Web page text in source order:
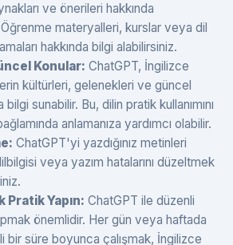
ve önerileri hakkında
Öğrenme materyalleri, kurslar veya dil
hakkında bilgi alabilirsiniz.
Konular: ChatGPT, İngilizce
kültürleri, gelenekleri ve güncel
bilgi sunabilir. Bu, dilin pratik kullanımını
anlamanıza yardımcı olabilir.
ChatGPT'yi yazdığınız metinleri
veya yazım hatalarını düzeltmek
Pratik Yapın: ChatGPT ile düzenli
önemlidir. Her gün veya haftada
bir süre boyunca çalışmak, İngilizce